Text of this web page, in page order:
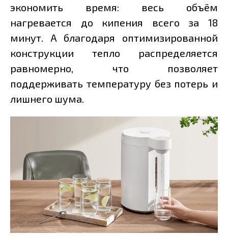
экономить время: весь объём
нагревается до кипения всего за 18
минут. А благодаря оптимизированной
конструкции тепло распределяется
равномерно, что позволяет
поддерживать температуру без потерь и
лишнего шума.